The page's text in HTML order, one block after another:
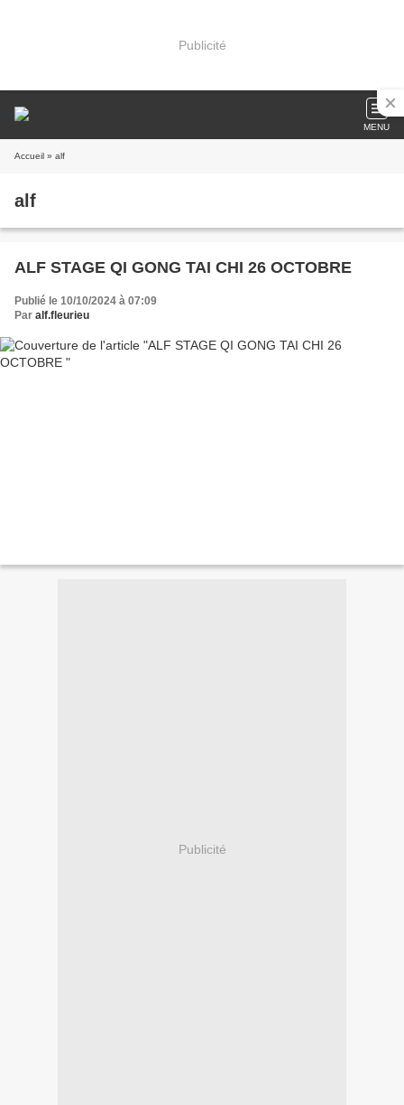
Publicité
MENU
Accueil » alf
alf
ALF STAGE QI GONG TAI CHI 26 OCTOBRE
Publié le 10/10/2024 à 07:09
Par alf.fleurieu
Publicité